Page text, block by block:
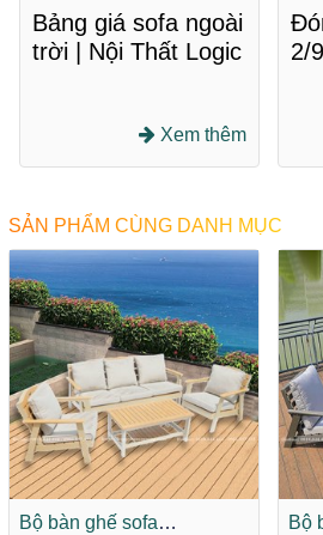
Bảng giá sofa ngoài
trời | Nội Thất Logic
Xem thêm
2/
SẢN PHẨM CÙNG DANH MỤC
Bộ bàn ghế sofa
Bộ